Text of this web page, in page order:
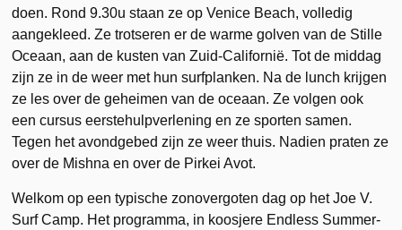
doen. Rond 9.30u staan ze op Venice Beach, volledig
aangekleed. Ze trotseren er de warme golven van de Stille
Oceaan, aan de kusten van Zuid-Californië. Tot de middag
zijn ze in de weer met hun surfplanken. Na de lunch krijgen
ze les over de geheimen van de oceaan. Ze volgen ook
een cursus eerstehulpverlening en ze sporten samen.
Tegen het avondgebed zijn ze weer thuis. Nadien praten ze
over de Mishna en over de Pirkei Avot.
Welkom op een typische zonovergoten dag op het Joe V.
Surf Camp. Het programma, in koosjere Endless Summer-